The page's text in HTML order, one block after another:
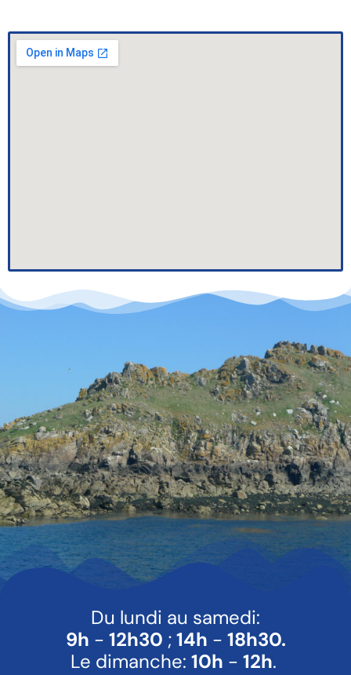
Du lundi au samedi:
9h - 12h30 ;14h - 18h30.
Le dimanche: 10h - 12h.